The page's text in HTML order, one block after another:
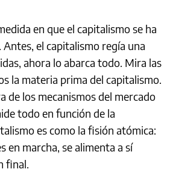
en que el capitalismo se ha
el capitalismo regía una
ahora lo abarca todo. Mira las
la materia prima del capitalismo.
de los mecanismos del mercado
todo en función de la
es como la fisión atómica:
en marcha, se alimenta a sí
final.